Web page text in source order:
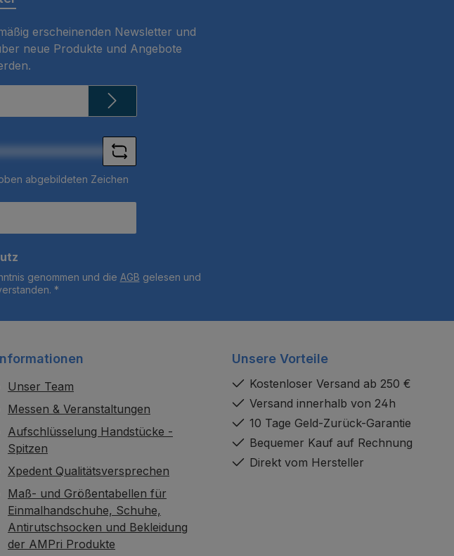
erscheinenden Newsletter und
neue Produkte und Angebote
abgebildeten Zeichen
genommen und die AGB gelesen und
*
Unser Team
Messen & Veranstaltungen
Aufschlüsselung Handstücke -
Spitzen
Xpedent Qualitätsversprechen
Maß- und Größentabellen für
Einmalhandschuhe, Schuhe,
Antirutschsocken und Bekleidung
der AMPri Produkte
Unsere Vorteile
Kostenloser Versand ab 250 €
Versand innerhalb von 24h
10 Tage Geld-Zurück-Garantie
Bequemer Kauf auf Rechnung
Direkt vom Hersteller